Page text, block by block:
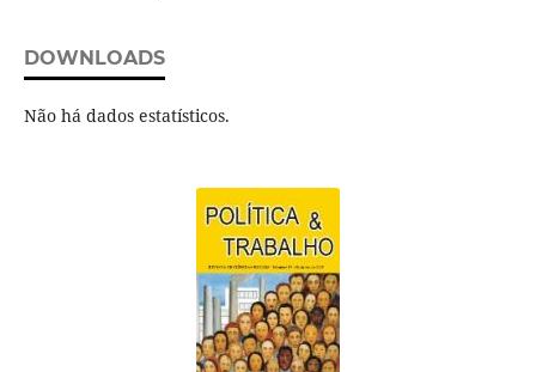
DOWNLOADS
Não há dados estatísticos.